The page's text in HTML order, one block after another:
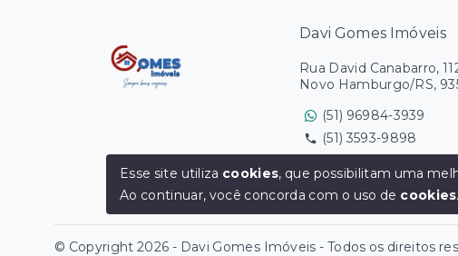
Davi Gomes Imóveis
Rua David Canabarro,
Novo Hamburgo/RS,
(51) 96984-3939
(51) 3593-9898
© Copyright 2026 - Davi Gomes Imóveis - Todos os direitos
Esse site utiliza cookies, que possibilitam uma
Ao continuar, você concorda com o uso de cookies.